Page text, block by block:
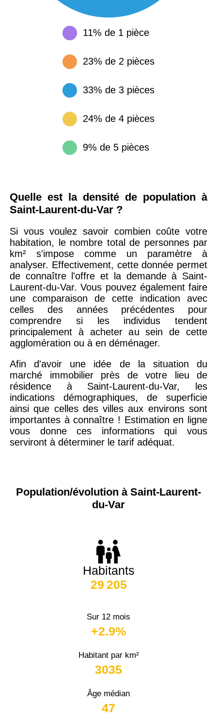
11% de 1 pièce
23% de 2 pièces
33% de 3 pièces
24% de 4 pièces
9% de 5 pièces
Quelle est la densité de population à
Saint-Laurent-du-Var ?
Si vous voulez savoir combien coûte votre
habitation, le nombre total de personnes par
km² s'impose comme un paramètre à
analyser. Effectivement, cette donnée permet
de connaître l'offre et la demande à Saint-
Laurent-du-Var. Vous pouvez également faire
une comparaison de cette indication avec
celles des années précédentes pour
comprendre si les individus tendent
principalement à acheter au sein de cette
agglomération ou à en déménager.
Afin d'avoir une idée de la situation du
marché immobilier près de votre lieu de
résidence à Saint-Laurent-du-Var, les
indications démographiques, de superficie
ainsi que celles des villes aux environs sont
importantes à connaître ! Estimation en ligne
vous donne ces informations qui vous
serviront à déterminer le tarif adéquat.
Population/évolution à Saint-Laurent-
du-Var
Habitants
29 205
Sur 12 mois
+2.9%
Habitant par km²
3035
Âge médian
47